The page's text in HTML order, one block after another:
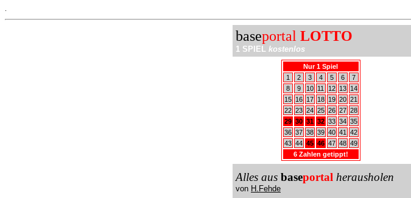
baseportal LOTTO
1 SPIEL kostenlos
Nur 1 Spiel
1
2 3 4 5 6
7
8
9 10 11 12 13
14
15
16 17 18 19 20 21
22 23 24 25 26 27 28
29 30 31 32 33 34 35
36 37 38 39 40 41
42
43 44 45 46 47 48 49
6 Zahlen getippt!
Alles aus baseportal herausholen
von H.Fehde